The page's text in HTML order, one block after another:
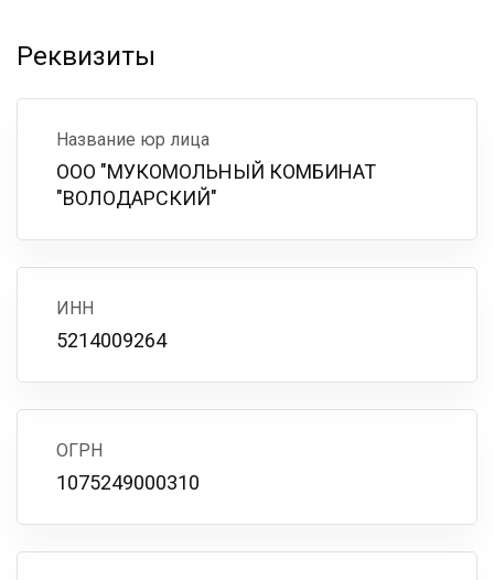
Реквизиты
Название юр лица
ООО "МУКОМОЛЬНЫЙ КОМБИНАТ
"ВОЛОДАРСКИЙ"
ИНН
5214009264
ОГРН
1075249000310